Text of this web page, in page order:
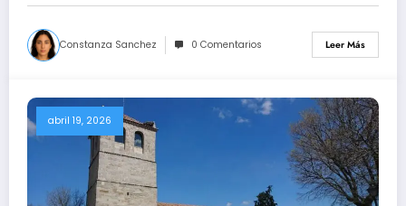
Constanza Sanchez 0 Comentarios Leer Más
abril 19, 2026